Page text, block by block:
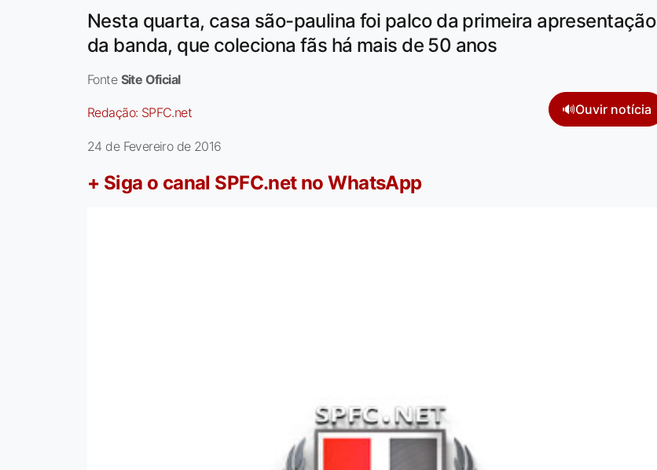
Nesta quarta, casa são-paulina foi palco da primeira apresentação
da banda, que coleciona fãs há mais de 50 anos
Fonte Site Oficial
Redação: SPFC.net 🔊Ouvir notícia
24 de Fevereiro de 2016
+ Siga o canal SPFC.net no WhatsApp